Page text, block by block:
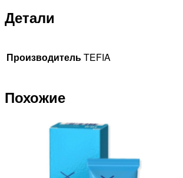
Детали
ПроизводительTEFIA
Похожие